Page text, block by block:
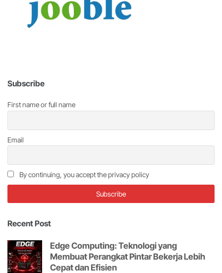
Subscribe
First name or full name
Email
By continuing, you accept the privacy policy
Recent Post
Edge Computing: Teknologi yang
Membuat Perangkat Pintar Bekerja Lebih
Cepat dan Efisien